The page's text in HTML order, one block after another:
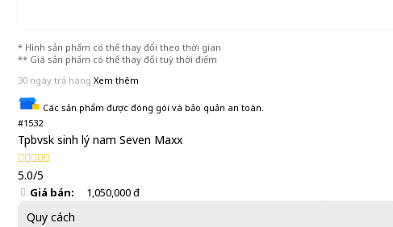
* Hình sản phẩm có thể thay đổi theo thời gian
** Giá sản phẩm có thể thay đổi tuỳ thời điểm
30 ngày trả hàng Xem thêm
Các sản phẩm được đóng gói và bảo quản an toàn.
#1532
Tpbvsk sinh lý nam Seven Maxx
5.0/5
Giá bán: 1,050,000 đ
Quy cách